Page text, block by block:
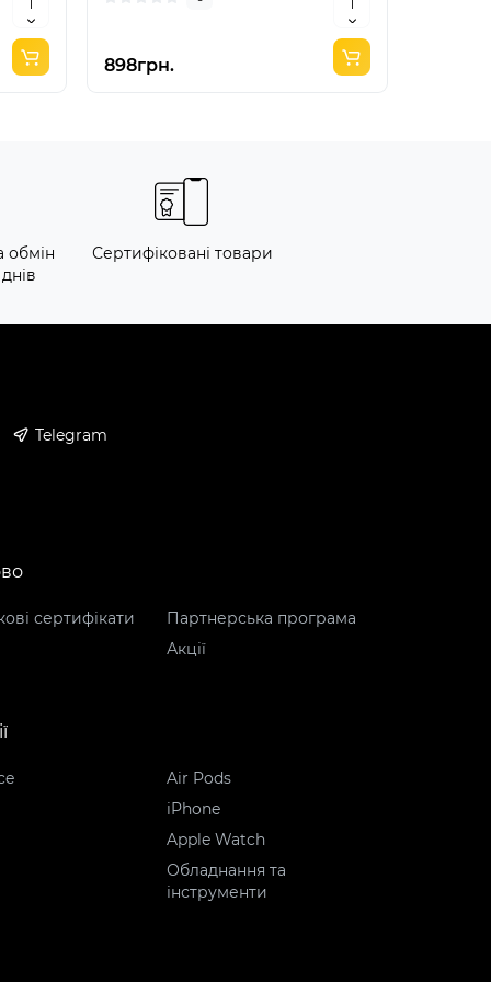
898грн.
обмін
Сертифіковані товари
Telegram
сертифікати
Партнерська програма
Акції
Air Pods
iPhone
Apple Watch
Обладнання та
інструменти